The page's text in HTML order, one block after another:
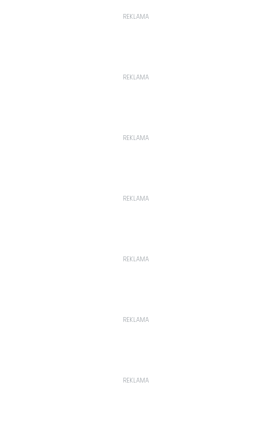
REKLAMA
REKLAMA
REKLAMA
REKLAMA
REKLAMA
REKLAMA
REKLAMA